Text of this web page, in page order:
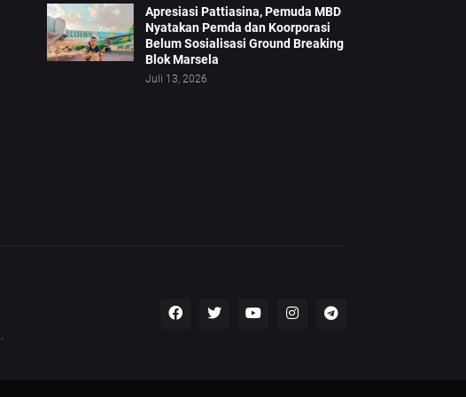
Apresiasi Pattiasina, Pemuda MBD
Nyatakan Pemda dan Koorporasi
Belum Sosialisasi Ground Breaking
Blok Marsela
Juli 13, 2026